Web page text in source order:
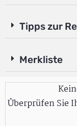
Tipps zur
Merkliste
Überprüfen Sie